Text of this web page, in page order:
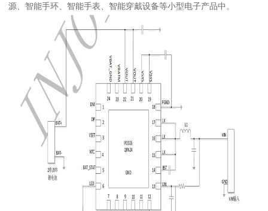
源、智能手环、智能手表、智能穿戴设备等小型电子产品中。